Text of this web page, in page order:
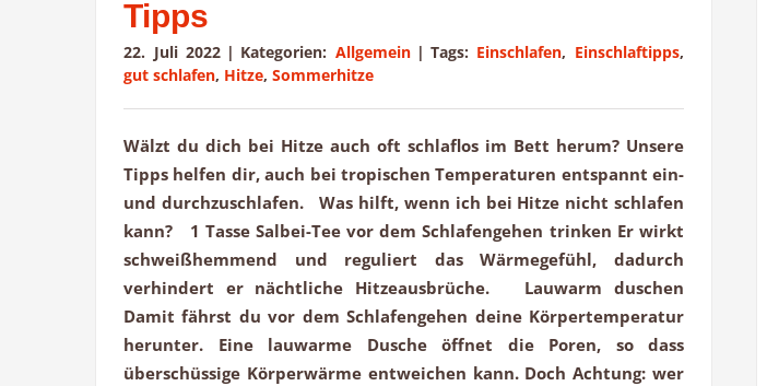
Tipps
22. Juli 2022 | Kategorien: Allgemein | Tags: Einschlafen, Einschlaftipps,
gut schlafen, Hitze, Sommerhitze
Wälzt du dich bei Hitze auch oft schlaflos im Bett herum? Unsere
Tipps helfen dir, auch bei tropischen Temperaturen entspannt ein-
und durchzuschlafen. Was hilft, wenn ich bei Hitze nicht schlafen
kann? 1 Tasse Salbei-Tee vor dem Schlafengehen trinken Er wirkt
schweißhemmend und reguliert das Wärmegefühl, dadurch
verhindert er nächtliche Hitzeausbrüche. Lauwarm duschen
Damit fährst du vor dem Schlafengehen deine Körpertemperatur
herunter. Eine lauwarme Dusche öffnet die Poren, so dass
überschüssige Körperwärme entweichen kann. Doch Achtung: wer